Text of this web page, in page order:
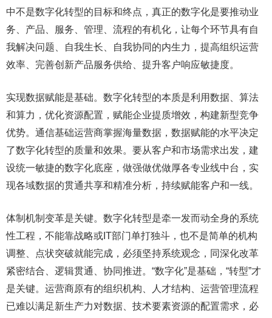
中不是数字化转型的目标和终点，真正的数字化是要推动业
务、产品、服务、管理、流程的有机化，让每个环节具有自
我解决问题、自我生长、自我协同的内生力，提高组织运营
效率、完善创新产品服务供给、提升客户响应敏捷度。
实现数据赋能是基础。数字化转型的本质是利用数据、算法
和算力，优化资源配置，赋能企业提质增效，构建新型竞争
优势。通信基础运营商掌握海量数据，数据赋能的水平决定
了数字化转型的质量和效果。要从客户和市场需求出发，建
设统一敏捷的数字化底座，做强做优做厚各专业线中台，实
现各域数据的贯通共享和精准分析，持续赋能客户和一线。
体制机制变革是关键。数字化转型是牵一发而动全身的系统
性工程，不能靠战略或IT部门单打独斗，也不是简单的机构
调整、点状突破就能完成，必须坚持系统观念，同深化改革
紧密结合、逻辑贯通、协同推进。“数字化”是基础，“转型”才
是关键。运营商原有的组织机构、人才结构、运营管理流程
已难以满足新生产力对数据、技术要素资源的配置需求，必